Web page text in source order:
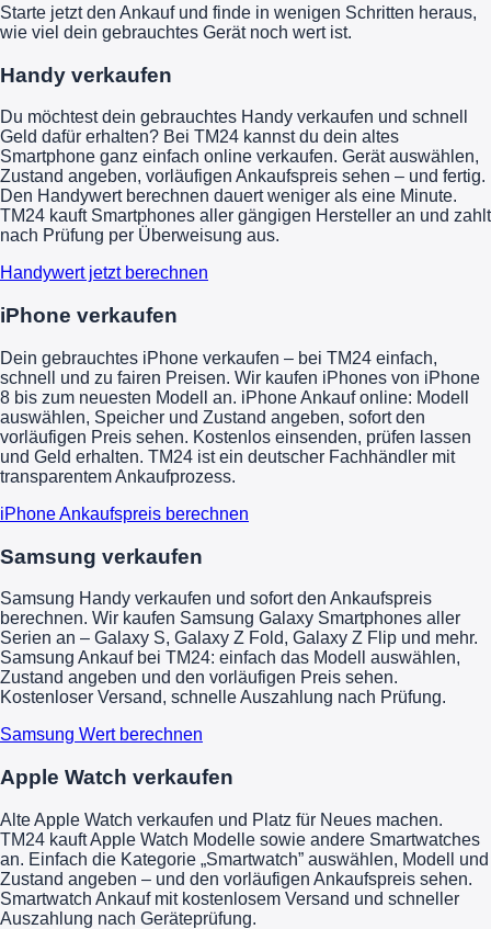
Starte jetzt den Ankauf und finde in wenigen Schritten heraus,
wie viel dein gebrauchtes Gerät noch wert ist.
Handy verkaufen
Du möchtest dein gebrauchtes Handy verkaufen und schnell
Geld dafür erhalten? Bei TM24 kannst du dein altes
Smartphone ganz einfach online verkaufen. Gerät auswählen,
Zustand angeben, vorläufigen Ankaufspreis sehen – und fertig.
Den Handywert berechnen dauert weniger als eine Minute.
TM24 kauft Smartphones aller gängigen Hersteller an und zahlt
nach Prüfung per Überweisung aus.
Handywert jetzt berechnen
iPhone verkaufen
Dein gebrauchtes iPhone verkaufen – bei TM24 einfach,
schnell und zu fairen Preisen. Wir kaufen iPhones von iPhone
8 bis zum neuesten Modell an. iPhone Ankauf online: Modell
auswählen, Speicher und Zustand angeben, sofort den
vorläufigen Preis sehen. Kostenlos einsenden, prüfen lassen
und Geld erhalten. TM24 ist ein deutscher Fachhändler mit
transparentem Ankaufprozess.
iPhone Ankaufspreis berechnen
Samsung verkaufen
Samsung Handy verkaufen und sofort den Ankaufspreis
berechnen. Wir kaufen Samsung Galaxy Smartphones aller
Serien an – Galaxy S, Galaxy Z Fold, Galaxy Z Flip und mehr.
Samsung Ankauf bei TM24: einfach das Modell auswählen,
Zustand angeben und den vorläufigen Preis sehen.
Kostenloser Versand, schnelle Auszahlung nach Prüfung.
Samsung Wert berechnen
Apple Watch verkaufen
Alte Apple Watch verkaufen und Platz für Neues machen.
TM24 kauft Apple Watch Modelle sowie andere Smartwatches
an. Einfach die Kategorie „Smartwatch” auswählen, Modell und
Zustand angeben – und den vorläufigen Ankaufspreis sehen.
Smartwatch Ankauf mit kostenlosem Versand und schneller
Auszahlung nach Geräteprüfung.